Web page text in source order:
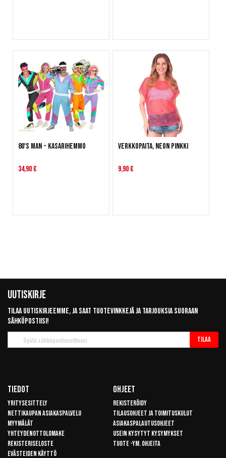
80's man - Kasarihemmo
34,90 €
Verkkopaita, Neon pinkki
9,90 €
Uutiskirje
Tilaa uutiskirjeemme, ja saat tuotevinkkejä ja tarjouksia suoraan
sähköpostiisi!
uutiskirje
Tilaa
Tiedot
Yritysesittely
Nettikaupan asiakaspalvelu
Myymälät
Yhteydenottolomake
Rekisteriseloste
Evästeiden käyttö
Ohjeet
Rekisteröidy
Tilausohjeet ja toimituskulut
Asiakaspalautusohjeet
Usein kysytyt kysymykset
Tuote -ym. ohjeita